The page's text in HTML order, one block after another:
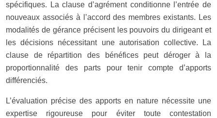
spécifiques. La clause d’agrément conditionne l’entrée de
nouveaux associés à l’accord des membres existants. Les
modalités de gérance précisent les pouvoirs du dirigeant et
les décisions nécessitant une autorisation collective. La
clause de répartition des bénéfices peut déroger à la
proportionnalité des parts pour tenir compte d’apports
différenciés.
L’évaluation précise des apports en nature nécessite une
expertise rigoureuse pour éviter toute contestation